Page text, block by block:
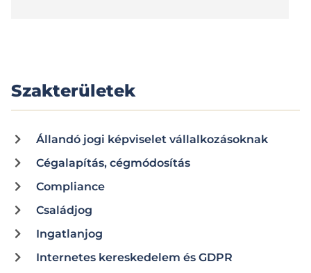
Szakterületek
Állandó jogi képviselet vállalkozásoknak
Cégalapítás, cégmódosítás
Compliance
Családjog
Ingatlanjog
Internetes kereskedelem és GDPR